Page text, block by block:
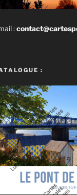
:
: